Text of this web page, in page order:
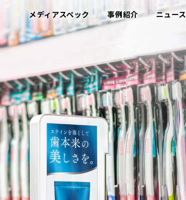
メディアスペック 事例紹介 ニュース